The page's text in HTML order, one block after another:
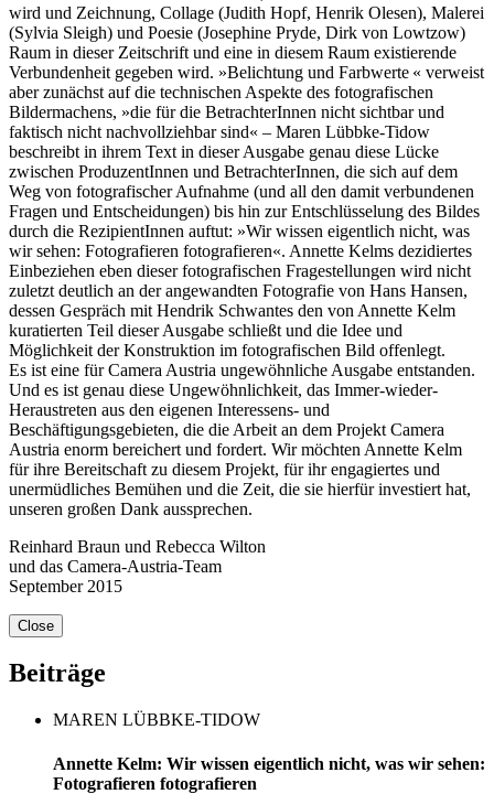
wird und Zeichnung, Collage (Judith Hopf, Henrik Olesen), Malerei
(Sylvia Sleigh) und Poesie (Josephine Pryde, Dirk von Lowtzow)
Raum in dieser Zeitschrift und eine in diesem Raum existierende
Verbundenheit gegeben wird. »Belichtung und Farbwerte « verweist
aber zunächst auf die technischen Aspekte des fotografischen
Bildermachens, »die für die BetrachterInnen nicht sichtbar und
faktisch nicht nachvollziehbar sind« – Maren Lübbke-Tidow
beschreibt in ihrem Text in dieser Ausgabe genau diese Lücke
zwischen ProduzentInnen und BetrachterInnen, die sich auf dem
Weg von fotografischer Aufnahme (und all den damit verbundenen
Fragen und Entscheidungen) bis hin zur Entschlüsselung des Bildes
durch die RezipientInnen auftut: »Wir wissen eigentlich nicht, was
wir sehen: Fotografieren fotografieren«. Annette Kelms dezidiertes
Einbeziehen eben dieser fotografischen Fragestellungen wird nicht
zuletzt deutlich an der angewandten Fotografie von Hans Hansen,
dessen Gespräch mit Hendrik Schwantes den von Annette Kelm
kuratierten Teil dieser Ausgabe schließt und die Idee und
Möglichkeit der Konstruktion im fotografischen Bild offenlegt.
Es ist eine für Camera Austria ungewöhnliche Ausgabe entstanden.
Und es ist genau diese Ungewöhnlichkeit, das Immer-wieder-
Heraustreten aus den eigenen Interessens- und
Beschäftigungsgebieten, die die Arbeit an dem Projekt Camera
Austria enorm bereichert und fordert. Wir möchten Annette Kelm
für ihre Bereitschaft zu diesem Projekt, für ihr engagiertes und
unermüdliches Bemühen und die Zeit, die sie hierfür investiert hat,
unseren großen Dank aussprechen.
Reinhard Braun und Rebecca Wilton
und das Camera-Austria-Team
September 2015
Close
Beiträge
MAREN LÜBBKE-TIDOW
Annette Kelm: Wir wissen eigentlich nicht, was wir sehen:
Fotografieren fotografieren